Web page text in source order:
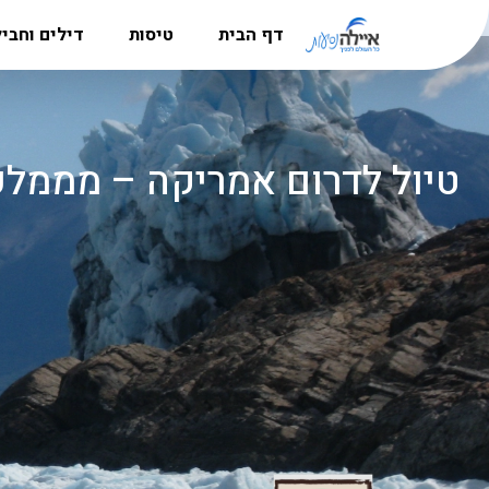
דף הבית
מדריך היעדים
הרשמה למשלחות לפולין
סניפים
אודות
דרושים
טיסות
טיסות לאירופה
טיסות לקרפטוס
טיסות לבוקרשט
טיסות לאתונה
טיסות לבודפשט
טיסות ללרנקה
טיסות לבאטומי
טיסות לבאקו
טיסות אל על
דילים
חבילות
חבילות
דילים
דילים
דילים
דילים
דילים
דילים